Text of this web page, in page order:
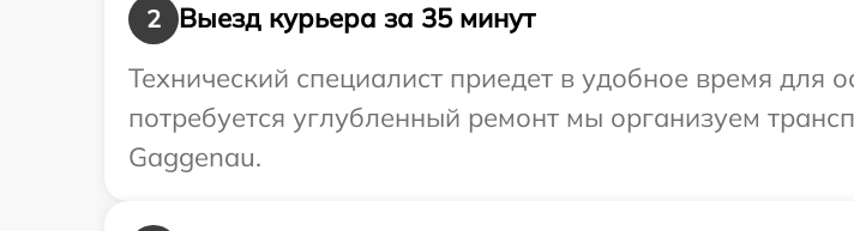
2
Выезд курьера за 35 минут
Технический специалист приедет в удобное время для
потребуется углубленный ремонт мы организуем
Gaggenau.